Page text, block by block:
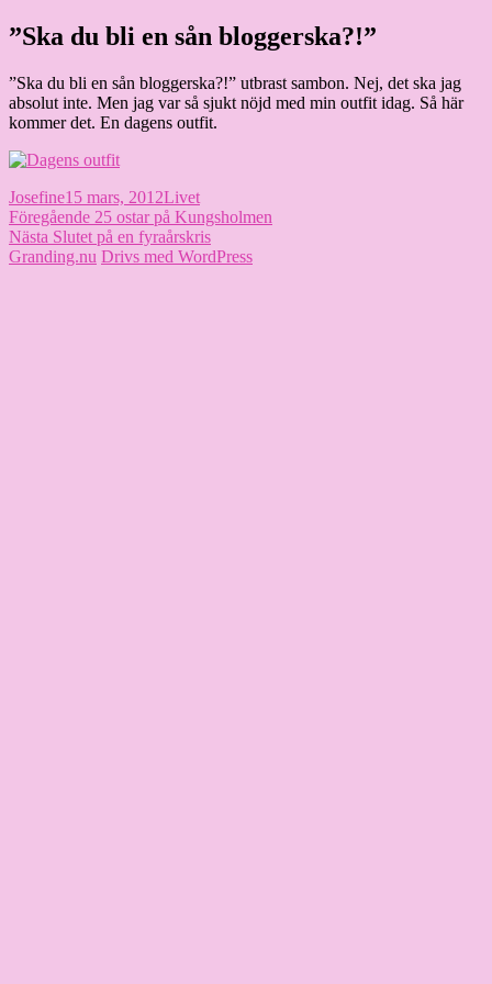
Hoppa
till
Granding.nu
”Ska du bli en sån bloggerska?!”
”Ska du bli en sån bloggerska?!” utbrast sambon. Nej, det ska jag
absolut inte. Men jag var så sjukt nöjd med min outfit idag. Så här
kommer det. En dagens outfit.
Författare
JosefinePublicerat
den
15 mars, 2012Kategorier
Livet
Inläggsnavigering
Föregående Föregående
inlägg:
25 ostar på Kungsholmen
Nästa Nästa
inlägg:
Slutet på en fyraårskris
Granding.nu Drivs med WordPress